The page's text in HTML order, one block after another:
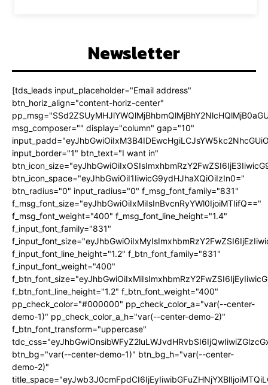
Newsletter
[tds_leads input_placeholder="Email address"
btn_horiz_align="content-horiz-center"
msg_composer="" display="column" gap="10"
input_border="1" btn_text="I want in"
btn_icon_space="eyJhbGwiOiI1IiwicG9ydHJhaXQiOiIzIn0="
btn_radius="0" input_radius="0" f_msg_font_family="831"
f_msg_font_size="eyJhbGwiOiIxMiIsInBvcnRyYWl0IjoiMTIifQ=="
f_msg_font_weight="400" f_msg_font_line_height="1.4"
f_input_font_family="831"
f_input_font_line_height="1.2" f_btn_font_family="831"
f_input_font_weight="400"
f_btn_font_line_height="1.2" f_btn_font_weight="400"
pp_check_color="#000000" pp_check_color_a="var(--center-
demo-1)" pp_check_color_a_h="var(--center-demo-2)"
f_btn_font_transform="uppercase"
btn_bg="var(--center-demo-1)" btn_bg_h="var(--center-
demo-2)"